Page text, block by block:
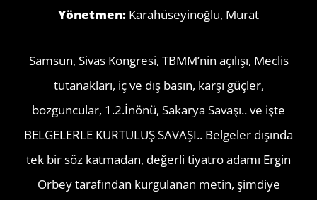
Yönetmen: Karahüseyinoğlu, Murat
Samsun, Sivas Kongresi, TBMM’nin açılışı, Meclis
tutanakları, iç ve dış basın, karşı güçler,
bozguncular, 1.2.İnönü, Sakarya Savaşı.. ve işte
BELGELERLE KURTULUŞ SAVAŞI.. Belgeler dışında
tek bir söz katmadan, değerli tiyatro adamı Ergin
Orbey tarafından kurgulanan metin, şimdiye